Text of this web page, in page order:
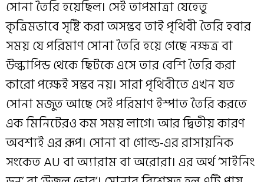
সোনা তৈরি হয়েছিল। সেই তাপমাত্রা যেহেতু
কৃত্রিমভাবে সৃষ্টি করা অসম্ভব তাই পৃথিবী তৈরি হবার
সময় যে পরিমাণ সোনা তৈরি হয়ে গেছে নক্ষত্র বা
উল্কাপিন্ড থেকে ছিটকে এসে তার বেশি তৈরি করা
কারো পক্ষেই সম্ভব নয়। সারা পৃথিবীতে এখন যত
সোনা মজুত আছে সেই পরিমাণ ইস্পাত তৈরি করতে
এক মিনিটেরও কম সময় লাগে। আর দ্বিতীয় কারণ
অবশ্যই এর রূপ। সোনা বা গোল্ড-এর রাসায়নিক
সংকেত AU বা অ্যারাম বা অরোরা। এর অর্থ ‘সাইনিং